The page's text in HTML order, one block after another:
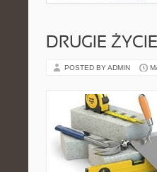
DRUGIE
POSTED BY ADMIN